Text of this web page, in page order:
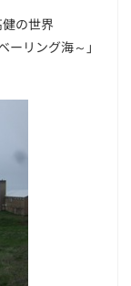
の世界
ーリング海～」